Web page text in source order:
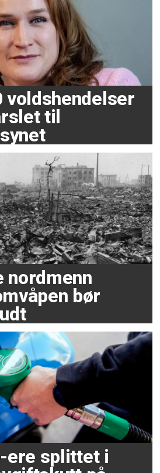
voldshendelser
til
nordmenn
bør
ere splittet i